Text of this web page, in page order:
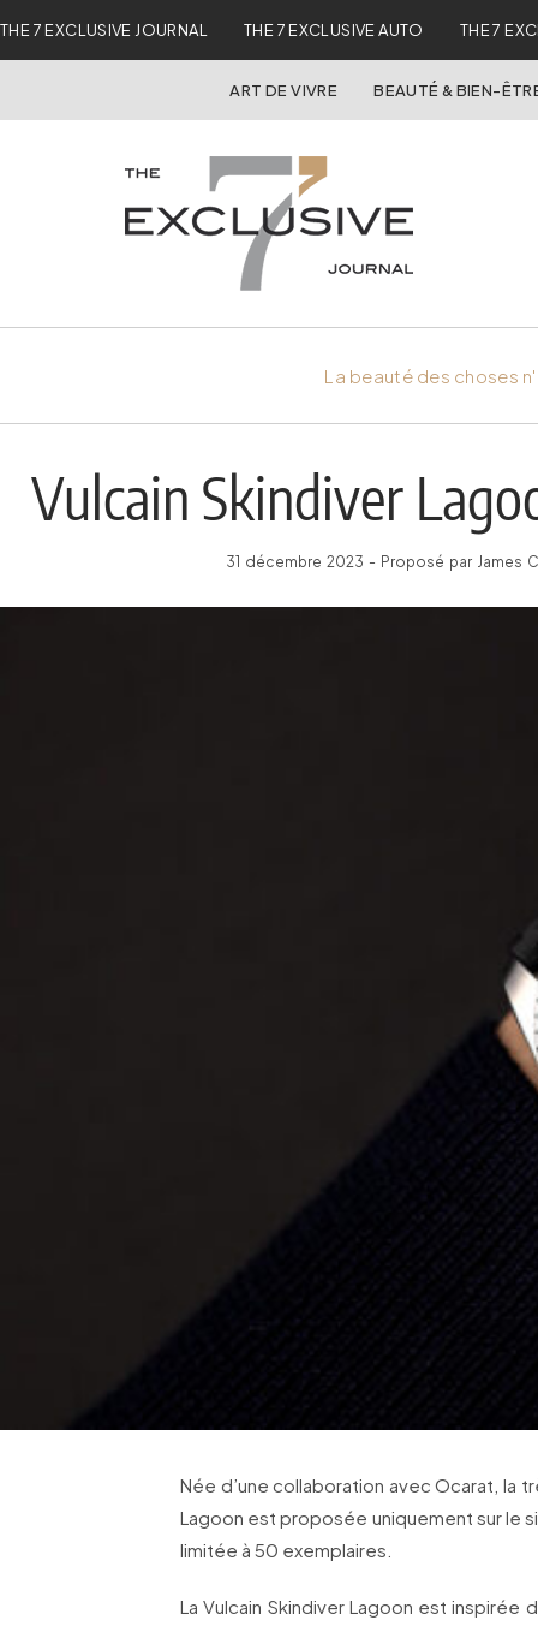
THE 7 EXCLUSIVE JOURNAL THE 7 EXCLUSIVE AUTO THE 7
ART DE VIVRE BEAUTÉ & BIEN-
La beauté des choses
Vulcain Skindiver
31 décembre 2023 - Proposé par James
Née d’une collaboration avec Ocarat, la
Lagoon est proposée uniquement sur le
limitée à 50 exemplaires.
La Vulcain Skindiver Lagoon est inspirée